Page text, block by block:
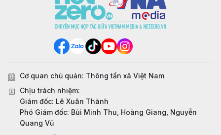
Cơ quan chủ quản: Thông tấn xã Việt Nam
Chịu trách nhiệm:
Giám đốc: Lê Xuân Thành
Phó Giám đốc: Bùi Minh Thu, Hoàng Giang, Nguyễn
Quang Vũ